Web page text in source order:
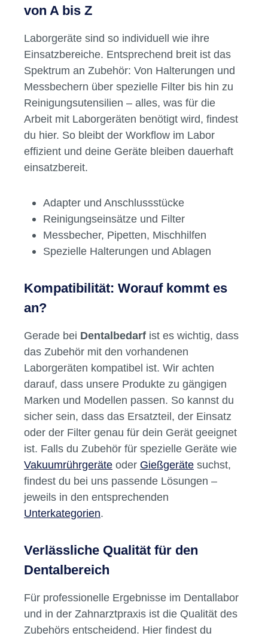
von A bis Z
Laborgeräte sind so individuell wie ihre
Einsatzbereiche. Entsprechend breit ist das
Spektrum an Zubehör: Von Halterungen und
Messbechern über spezielle Filter bis hin zu
Reinigungsutensilien – alles, was für die
Arbeit mit Laborgeräten benötigt wird, findest
du hier. So bleibt der Workflow im Labor
effizient und deine Geräte bleiben dauerhaft
einsatzbereit.
Adapter und Anschlussstücke
Reinigungseinsätze und Filter
Messbecher, Pipetten, Mischhilfen
Spezielle Halterungen und Ablagen
Kompatibilität: Worauf kommt es
an?
Gerade bei Dentalbedarf ist es wichtig, dass
das Zubehör mit den vorhandenen
Laborgeräten kompatibel ist. Wir achten
darauf, dass unsere Produkte zu gängigen
Marken und Modellen passen. So kannst du
sicher sein, dass das Ersatzteil, der Einsatz
oder der Filter genau für dein Gerät geeignet
ist. Falls du Zubehör für spezielle Geräte wie
Vakuumrührgeräte oder Gießgeräte suchst,
findest du bei uns passende Lösungen –
jeweils in den entsprechenden
Unterkategorien.
Verlässliche Qualität für den
Dentalbereich
Für professionelle Ergebnisse im Dentallabor
und in der Zahnarztpraxis ist die Qualität des
Zubehörs entscheidend. Hier findest du